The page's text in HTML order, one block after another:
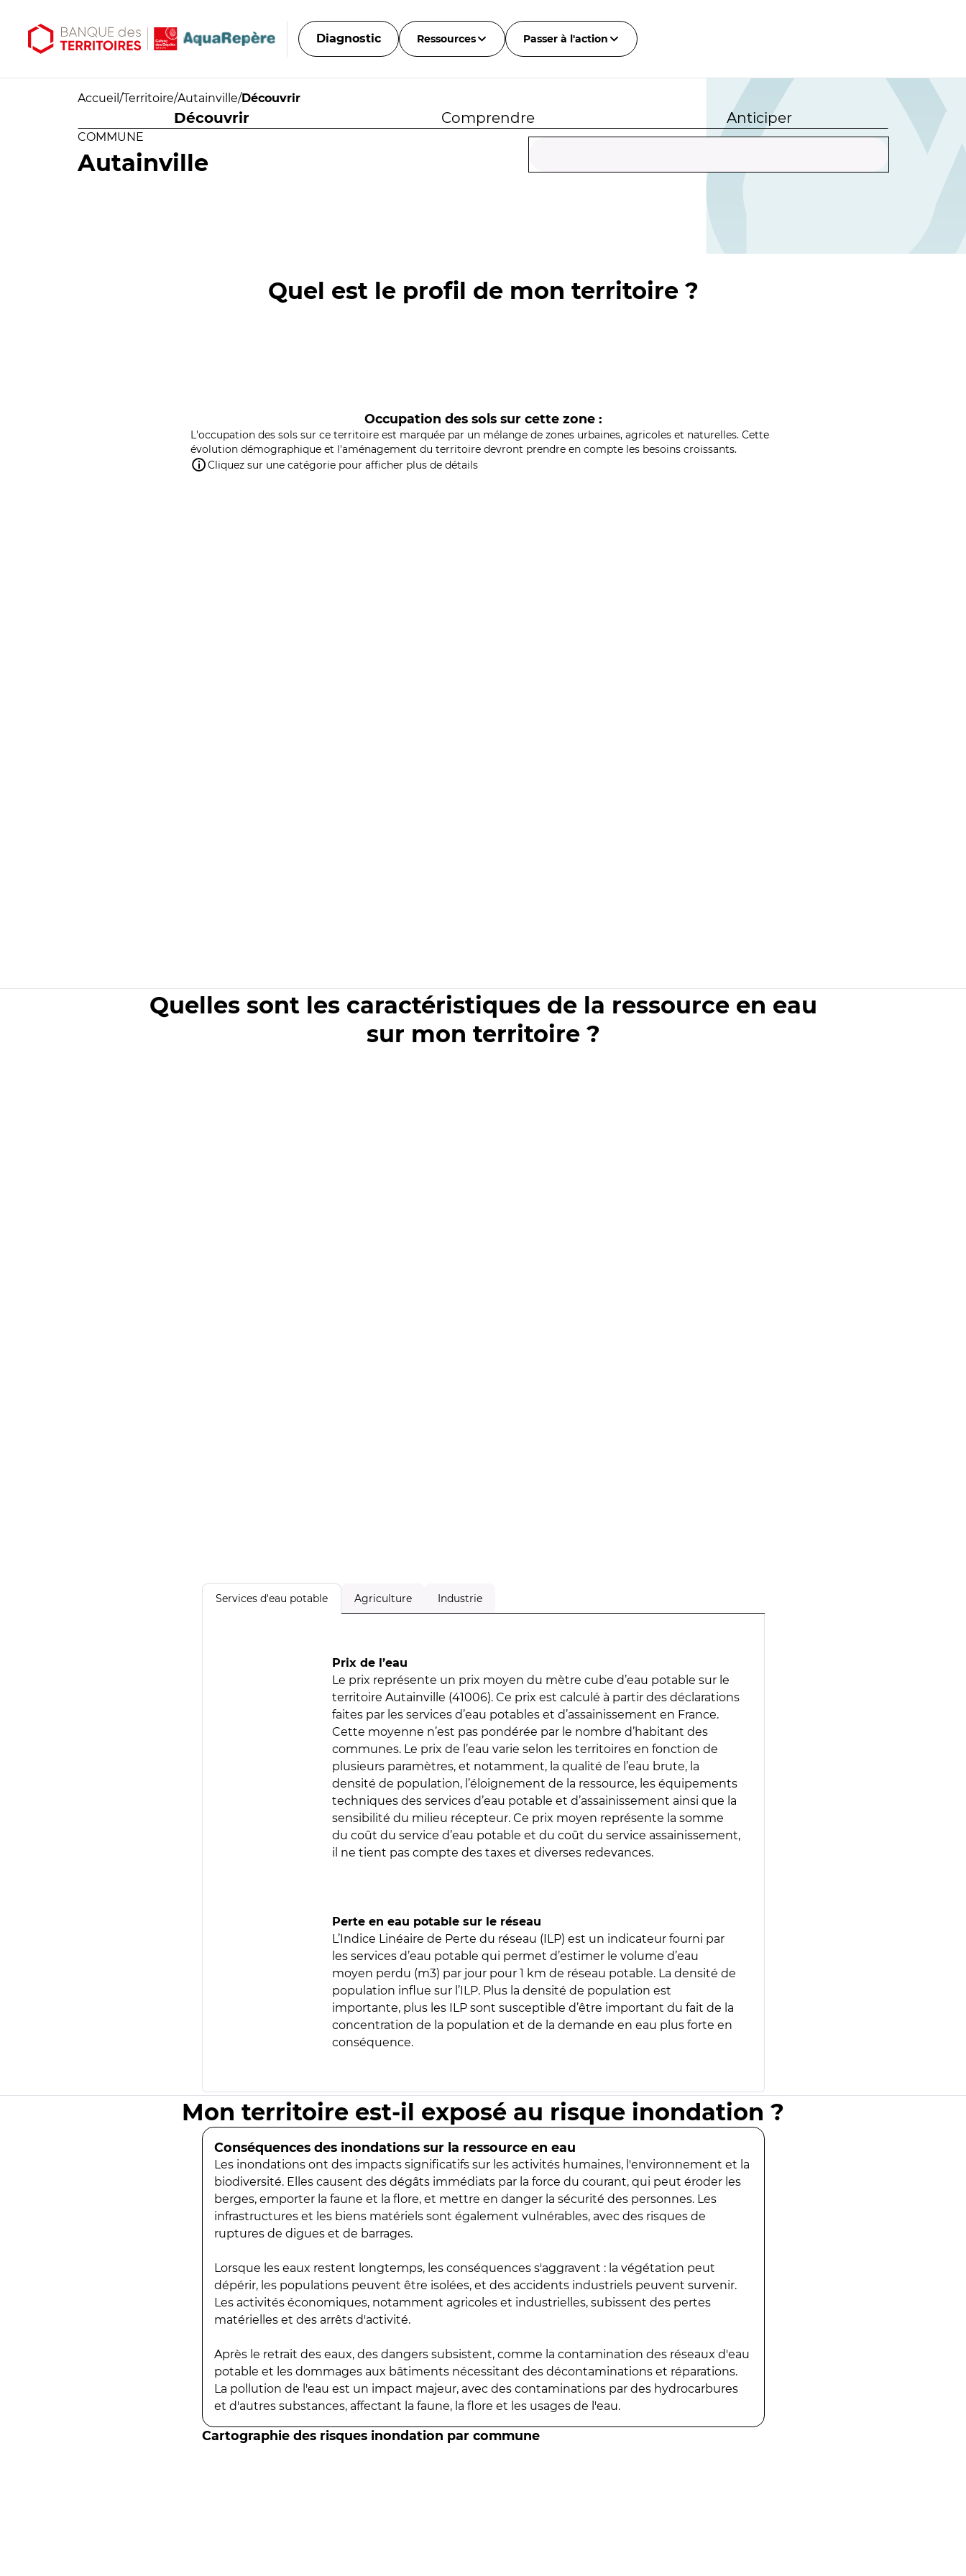
Diagnostic Ressources Passer à l'action
Accueil /Territoire/Autainville/Découvrir
Découvrir Comprendre Anticiper
COMMUNE
Autainville
Quel est le profil de mon territoire ?
Occupation des sols sur cette zone :
L'occupation des sols sur ce territoire est marquée par un mélange de zones urbaines, agricoles et naturelles. Cette
évolution démographique et l'aménagement du territoire devront prendre en compte les besoins croissants.
Cliquez sur une catégorie pour afficher plus de détails
Quelles sont les caractéristiques de la ressource en eau
sur mon territoire ?
Services d'eau potable Agriculture Industrie
Prix de l’eau
Le prix représente un prix moyen du mètre cube d’eau potable sur le
territoire Autainville (41006). Ce prix est calculé à partir des déclarations
faites par les services d’eau potables et d’assainissement en France.
Cette moyenne n’est pas pondérée par le nombre d’habitant des
communes. Le prix de l’eau varie selon les territoires en fonction de
plusieurs paramètres, et notamment, la qualité de l’eau brute, la
densité de population, l’éloignement de la ressource, les équipements
techniques des services d’eau potable et d’assainissement ainsi que la
sensibilité du milieu récepteur. Ce prix moyen représente la somme
du coût du service d’eau potable et du coût du service assainissement,
il ne tient pas compte des taxes et diverses redevances.
Perte en eau potable sur le réseau
L’Indice Linéaire de Perte du réseau (ILP) est un indicateur fourni par
les services d’eau potable qui permet d’estimer le volume d’eau
moyen perdu (m3) par jour pour 1 km de réseau potable. La densité de
population influe sur l’ILP. Plus la densité de population est
importante, plus les ILP sont susceptible d’être important du fait de la
concentration de la population et de la demande en eau plus forte en
conséquence.
Mon territoire est-il exposé au risque inondation ?
Conséquences des inondations sur la ressource en eau
Les inondations ont des impacts significatifs sur les activités humaines, l'environnement et la
biodiversité. Elles causent des dégâts immédiats par la force du courant, qui peut éroder les
berges, emporter la faune et la flore, et mettre en danger la sécurité des personnes. Les
infrastructures et les biens matériels sont également vulnérables, avec des risques de
ruptures de digues et de barrages.
Lorsque les eaux restent longtemps, les conséquences s'aggravent : la végétation peut
dépérir, les populations peuvent être isolées, et des accidents industriels peuvent survenir.
Les activités économiques, notamment agricoles et industrielles, subissent des pertes
matérielles et des arrêts d'activité.
Après le retrait des eaux, des dangers subsistent, comme la contamination des réseaux d'eau
potable et les dommages aux bâtiments nécessitant des décontaminations et réparations.
La pollution de l'eau est un impact majeur, avec des contaminations par des hydrocarbures
et d'autres substances, affectant la faune, la flore et les usages de l'eau.
Cartographie des risques inondation par commune